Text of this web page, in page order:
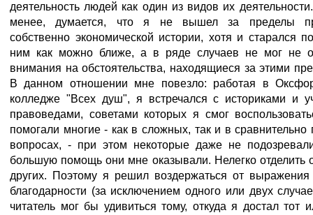
деятельность людей как один из видов их
менее, думается, что я не вышел за пределы
собственно экономической истории, хотя и старался
ним как можно ближе, а в ряде случаев не мог не
внимания на обстоятельства, находящиеся за этими
В данном отношении мне повезло: работая в
колледже "Всех душ", я встречался с историками и
правоведами, советами которых я смог
помогали многие - как в сложных, так и в сравнительно
вопросах, - при этом некоторые даже не
большую помощь они мне оказывали. Нелегко отделить
других. Поэтому я решил воздержаться от
благодарности (за исключением одного или двух
читатель мог бы удивиться тому, откуда я достал тот